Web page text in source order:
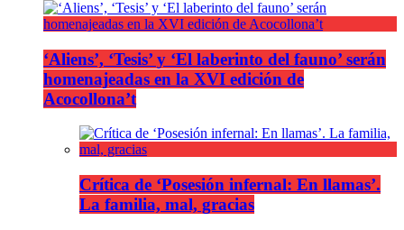
‘Aliens’, ‘Tesis’ y ‘El laberinto del fauno’ serán
homenajeadas en la XVI edición de
Acocollona’t
Crítica de ‘Posesión infernal: En llamas’.
La familia, mal, gracias